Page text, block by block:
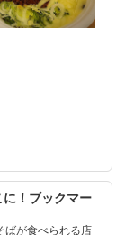
に！ブックマー
ばが食べられる店